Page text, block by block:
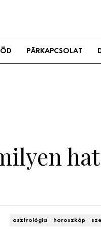
PÁRKAPCSOLAT
asztrológia horoszkóp